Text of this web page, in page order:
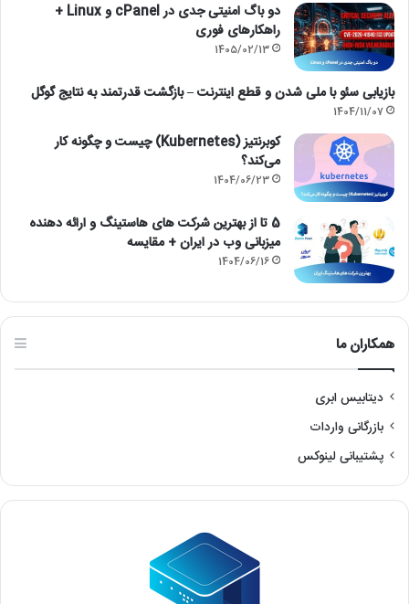
دو باگ امنیتی جدی در cPanel و Linux +
راهکارهای فوری
1405/02/13
بازیابی سئو با ملی شدن و قطع اینترنت – بازگشت قدرتمند به نتایج گوگل
1404/11/07
کوبرنتیز (Kubernetes) چیست و چگونه کار
می‌کند؟
1404/06/23
5 تا از بهترین شرکت های هاستینگ و ارائه دهنده
میزبانی وب در ایران + مقایسه
1404/06/16
همکاران ما
دیتابیس ابری
بازرگانی واردات
پشتیبانی لینوکس